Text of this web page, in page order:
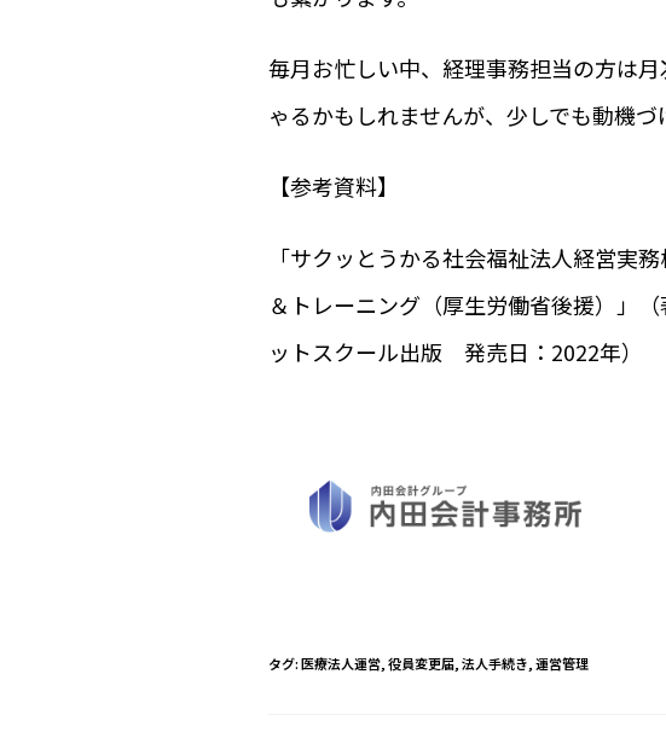
毎月お忙しい中、経理事務担当の方は
ゃるかもしれませんが、少しでも動機づ
【参考資料】
「サクッとうかる社会福祉法人経営
＆トレーニング（厚生労働省後援）」
ットスクール出版 発売日：2022年）
タグ:医療法人運営 役員変更届 法人手続き 運営管理